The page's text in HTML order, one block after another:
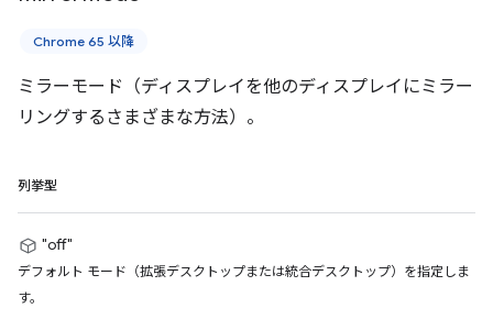
Chrome 65 以降
ミラーモード（ディスプレイを他のディスプレイにミラー
リングするさまざまな方法）。
列挙型
"off"
デフォルト モード（拡張デスクトップまたは統合デスクトップ）を指定しま
す。